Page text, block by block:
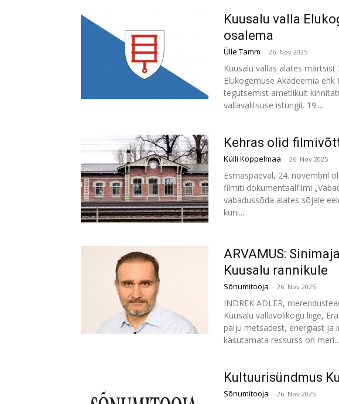
Kuusalu valla
osalema
Ülle Tamm - 26. Nov 2025
Kuusalu vallas alates
Elukogemuse Akadeemia ehk
tegutsemist ametlikult
vallavalitsuse istungil, 19....
Kehras olid
Külli Koppelmaa - 26. Nov 2025
Esmaspäeval, 24. novembril
filmiti dokumentaalfilmi
vabadussõda alates sõjale
kuni...
ARVAMUS:
Kuusalu rannikule
Sõnumitooja - 26. Nov 2025
INDREK ADLER,
Kuusalu vallavolikogu liige,
palju metsadest, energiast ja
kasutamata ressurss on
Kultuurisündmus
Sõnumitooja - 26. Nov 2025